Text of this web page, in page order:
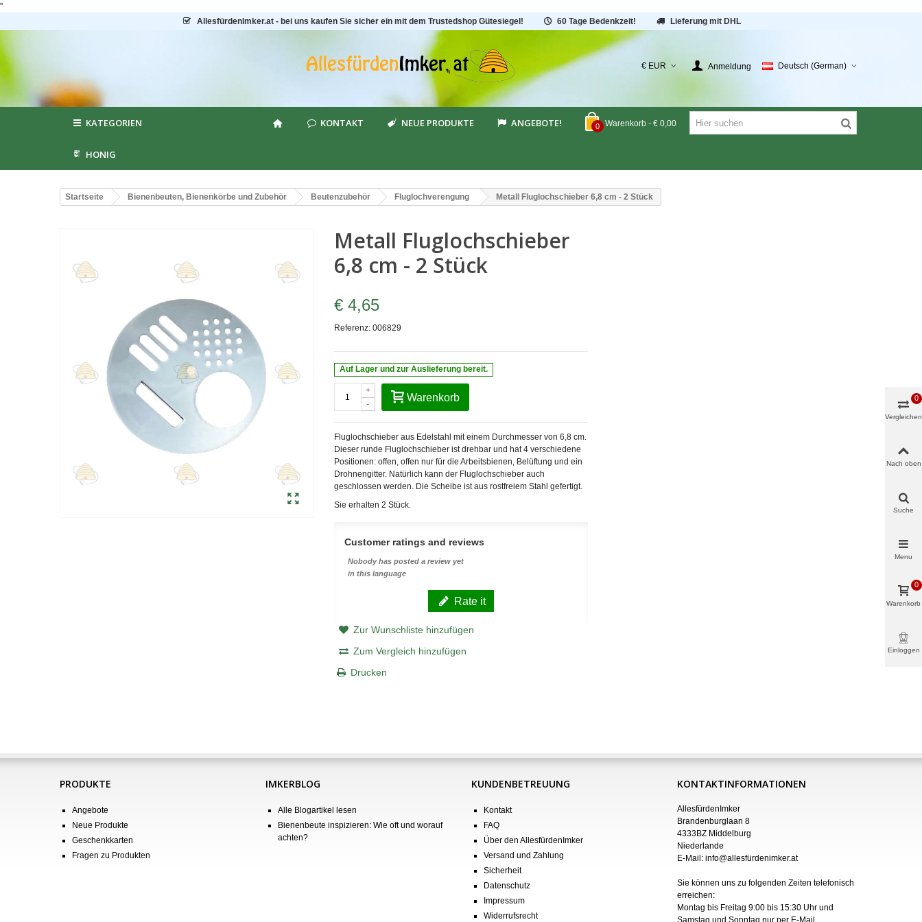
"
AllesfürdenImker.at - bei uns kaufen Sie sicher ein mit dem Trustedshop Gütesiegel!
60 Tage Bedenkzeit! Lieferung mit DHL
€ EUR Anmeldung Deutsch (German)
0 Warenkorb - € 0,00
KATEGORIEN KONTAKT NEUE PRODUKTE ANGEBOTE!
HONIG
Startseite Bienenbeuten, Bienenkörbe und Zubehör Beutenzubehör Fluglochverengung Metall Fluglochschieber 6,8 cm - 2 Stück
Metall Fluglochschieber
6,8 cm - 2 Stück
€ 4,65
Referenz: 006829
Auf Lager und zur Auslieferung bereit.
-
+
Warenkorb
Fluglochschieber aus Edelstahl mit einem Durchmesser von 6,8 cm.
Dieser runde Fluglochschieber ist drehbar und hat 4 verschiedene
Positionen: offen, offen nur für die Arbeitsbienen, Belüftung und ein
Drohnengitter. Natürlich kann der Fluglochschieber auch
geschlossen werden. Die Scheibe ist aus rostfreiem Stahl gefertigt.
Sie erhalten 2 Stück.
Customer ratings and reviews
Nobody has posted a review yet
in this language
Rate it
Zur Wunschliste hinzufügen
Zum Vergleich hinzufügen
Drucken
PRODUKTE
Angebote
Neue Produkte
Geschenkkarten
Fragen zu Produkten
IMKERBLOG
Alle Blogartikel lesen
Bienenbeute inspizieren: Wie oft und worauf
achten?
KUNDENBETREUUNG
Kontakt
FAQ
Über den AllesfürdenImker
Versand und Zahlung
Sicherheit
Datenschutz
Impressum
Widerrufsrecht
KONTAKTINFORMATIONEN
AllesfürdenImker
Brandenburglaan 8
4333BZ Middelburg
Niederlande
E-Mail: info@allesfürdenimker.at
Sie können uns zu folgenden Zeiten telefonisch
erreichen:
Montag bis Freitag 9:00 bis 15:30 Uhr und
Samstag und Sonntag nur per E-Mail
Vergleichen
0
Nach oben
Suche
Menu
Warenkorb
0
Einloggen